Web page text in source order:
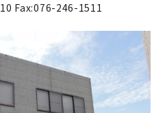
Fax:076-246-1511